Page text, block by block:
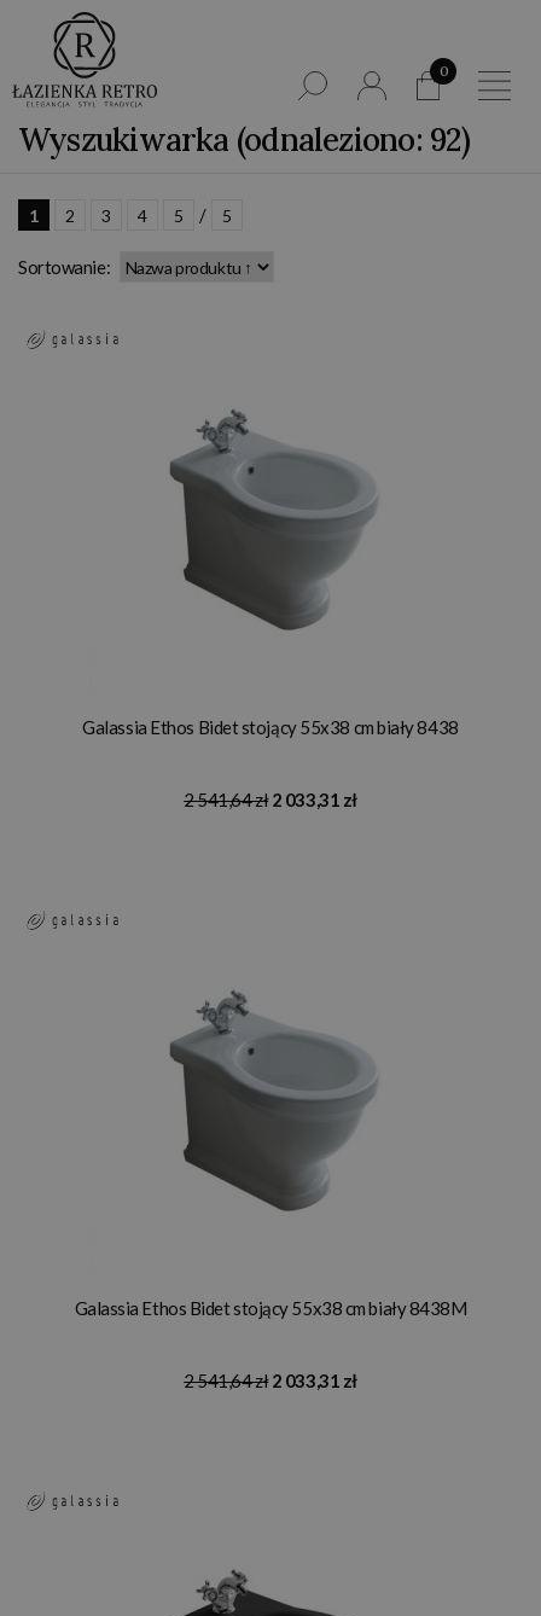
0
Wyszukiwarka (odnaleziono: 92)
1 2 3 4 5 / 5
Sortowanie:
Galassia Ethos Bidet stojący 55x38 cm biały 8438
2 541,64 zł 2 033,31 zł
Galassia Ethos Bidet stojący 55x38 cm biały 8438M
2 541,64 zł 2 033,31 zł